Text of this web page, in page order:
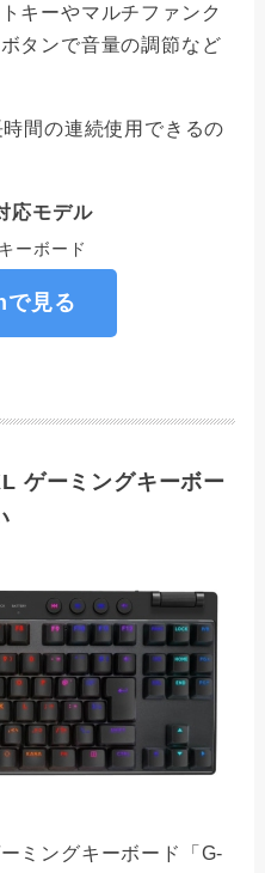
キーやマルチファンク
タンで音量の調節など
間の連続使用できるの
応モデル
ーボード
見る
ゲーミングキーボー
ミングキーボード「G-